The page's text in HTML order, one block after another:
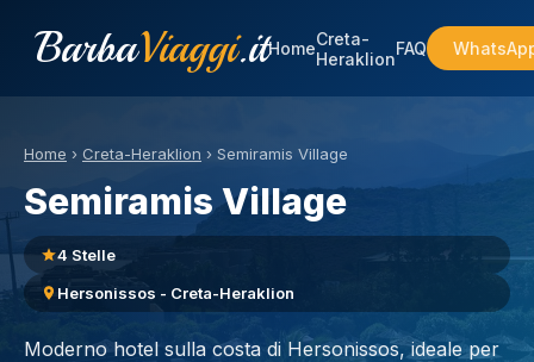
BarbaViaggi.itHomeCreta-
HeraklionFAQ
Home › Creta-Heraklion › Semiramis Village
Semiramis Village
4 Stelle
Hersonissos - Creta-Heraklion
Moderno hotel sulla costa di Hersonissos, ideale per